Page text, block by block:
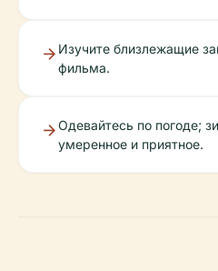
Изучите близлежащие
фильма.
Одевайтесь по погоде;
умеренное и приятное.